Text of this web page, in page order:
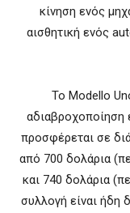
κίνηση ενός
αισθητική ενός
Το Modello
αδιαβροχοποίηση
προσφέρεται σε
από 700 δολάρια
και 740 δολάρια
συλλογή είναι ήδη